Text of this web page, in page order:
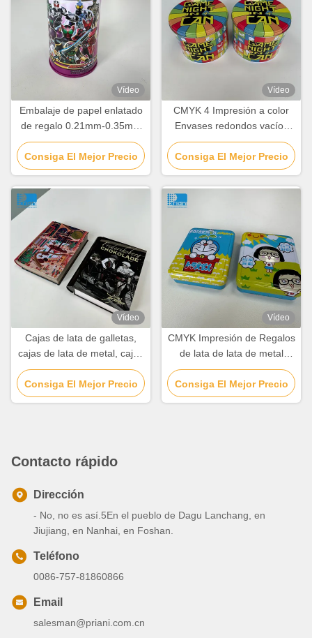
Vídeo
Embalaje de papel enlatado
de regalo 0.21mm-0.35mm
Enlatado de caja de
chocolate personalizado con
tapa
Consiga El Mejor Precio
Vídeo
CMYK 4 Impresión a color
Envases redondos vacíos
Contenedor de lata de
galletas de forma
personalizada
Consiga El Mejor Precio
Vídeo
Cajas de lata de galletas,
cajas de lata de metal, cajas
de lata de chocolate.
Consiga El Mejor Precio
Vídeo
CMYK Impresión de Regalos
de lata de lata de metal
cuadrado de galletas de lata
con tapa fácil de abrir
Consiga El Mejor Precio
Contacto rápido
Dirección
- No, no es así.5En el pueblo de Dagu Lanchang, en
Jiujiang, en Nanhai, en Foshan.
Teléfono
0086-757-81860866
Email
salesman@priani.com.cn